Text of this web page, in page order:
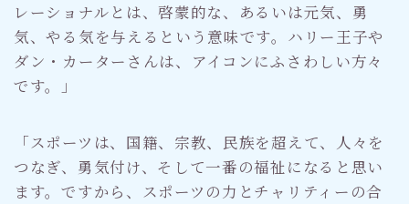
レーショナルとは、啓蒙的な、あるいは元気、勇
気、やる気を与えるという意味です。ハリー王子や
ダン・カーターさんは、アイコンにふさわしい方々
です。」
「スポーツは、国籍、宗教、民族を超えて、人々を
つなぎ、勇気付け、そして一番の福祉になると思い
ます。ですから、スポーツの力とチャリティーの合